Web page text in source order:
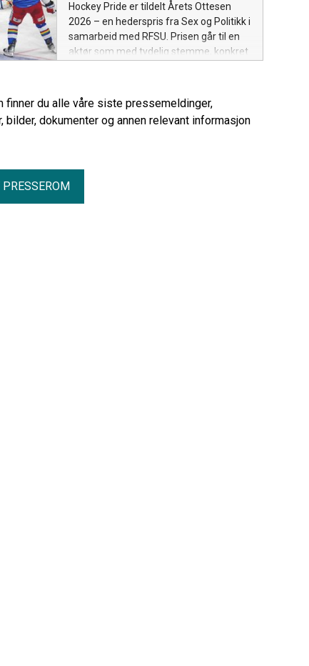
Hockey Pride er tildelt Årets Ottesen
2026 – en hederspris fra Sex og Politikk i
samarbeid med RFSU. Prisen går til en
aktør som med tydelig stemme, konkret
og rettigheter (SRHR) i Norge.
finner du alle våre siste pressemeldinger,
bilder, dokumenter og annen relevant informasjon